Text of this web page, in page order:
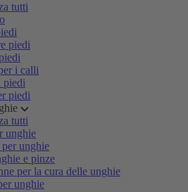
tutti
piedi
i calli
piedi
piedi
tutti
unghie
unghie
e pinze
per la cura delle unghie
unghie